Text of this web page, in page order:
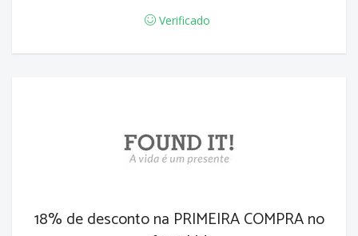
Verificado
18% de desconto na PRIMEIRA COMPRA no